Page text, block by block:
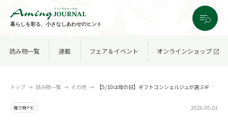
暮らしを彩る、小さなしあわせのヒント
読み物一覧 連載 フェア＆イベント オンラインショップ
トップ 読み物一覧 その他 【5/10は母の日】ギフトコンシェルジュが選ぶギフト│お母さんの“好きなもの”を、箱いっぱいに詰め込んで。
贈り物ナビ 2026.05.01